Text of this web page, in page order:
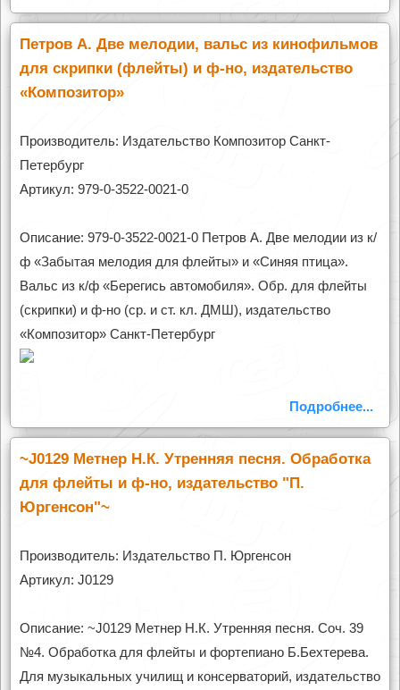
Петров А. Две мелодии, вальс из кинофильмов
для скрипки (флейты) и ф-но, издательство
«Композитор»
Производитель: Издательство Композитор Санкт-
Петербург
Артикул: 979-0-3522-0021-0
Описание: 979-0-3522-0021-0 Петров А. Две мелодии из к/
ф «Забытая мелодия для флейты» и «Синяя птица».
Вальс из к/ф «Берегись автомобиля». Обр. для флейты
(скрипки) и ф-но (ср. и ст. кл. ДМШ), издательство
«Композитор» Санкт-Петербург
Подробнее...
~J0129 Метнер Н.К. Утренняя песня. Обработка
для флейты и ф-но, издательство "П.
Юргенсон"~
Производитель: Издательство П. Юргенсон
Артикул: J0129
Описание: ~J0129 Метнер Н.К. Утренняя песня. Соч. 39
№4. Обработка для флейты и фортепиано Б.Бехтерева.
Для музыкальных училищ и консерваторий, издательство